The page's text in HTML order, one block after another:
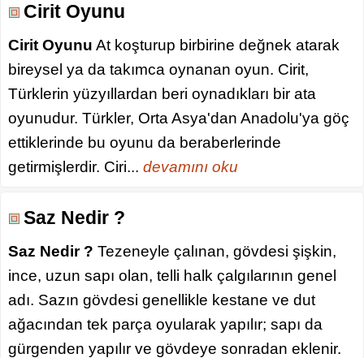
Cirit Oyunu
Cirit Oyunu At koşturup birbirine değnek atarak
bireysel ya da takımca oynanan oyun. Cirit,
Türklerin yüzyıllardan beri oynadıkları bir ata
oyunudur. Türkler, Orta Asya'dan Anadolu'ya göç
ettiklerinde bu oyunu da beraberlerinde
getirmişlerdir. Ciri... devamını oku
Saz Nedir ?
Saz Nedir ? Tezeneyle çalınan, gövdesi şişkin,
ince, uzun sapı olan, telli halk çalgılarının genel
adı. Sazın gövdesi genellikle kestane ve dut
ağacından tek parça oyularak yapılır; sapı da
gürgenden yapılır ve gövdeye sonradan eklenir.